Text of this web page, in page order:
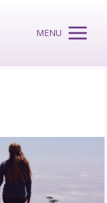
MENU